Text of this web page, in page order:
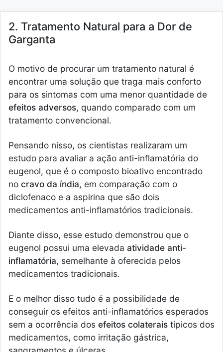
2. Tratamento Natural para a Dor de
Garganta
O motivo de procurar um tratamento natural é
encontrar uma solução que traga mais conforto
para os sintomas com uma menor quantidade de
efeitos adversos, quando comparado com um
tratamento convencional.
Pensando nisso, os cientistas realizaram um
estudo para avaliar a ação anti-inflamatória do
eugenol, que é o composto bioativo encontrado
no cravo da índia, em comparação com o
diclofenaco e a aspirina que são dois
medicamentos anti-inflamatórios tradicionais.
Diante disso, esse estudo demonstrou que o
eugenol possui uma elevada atividade anti-
inflamatória, semelhante à oferecida pelos
medicamentos tradicionais.
E o melhor disso tudo é a possibilidade de
conseguir os efeitos anti-inflamatórios esperados
sem a ocorrência dos efeitos colaterais típicos dos
medicamentos, como irritação gástrica,